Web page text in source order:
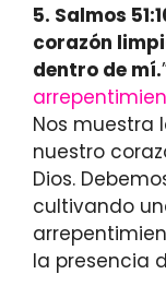
5. Salmos
corazón
dentro de mí.
Nos muestra
nuestro
Dios.
cultivando
la presencia